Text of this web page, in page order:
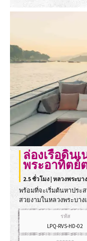
ล่องเรือดิน
พระอาทิตย์
2.5 ชั่วโมง | หลวงพระบาง
พร้อมที่จะเริ่มต้นหาประ
สวยงามในหลวงพระบาง
รหัส
LPQ-RVS-HD-02